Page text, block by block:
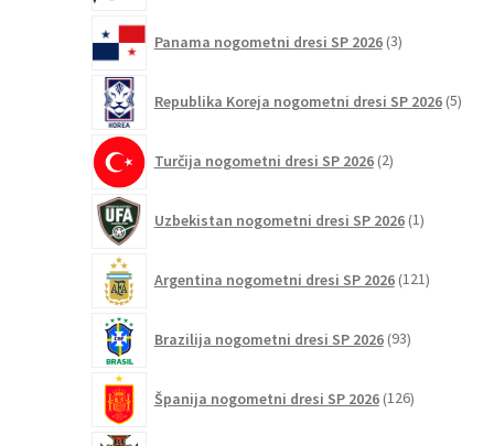
Panama nogometni dresi SP 2026 3izdelki
Republika Koreja nogometni dresi SP 2026 5
Turčija nogometni dresi SP 2026 2izdelka
Uzbekistan nogometni dresi SP 2026 1izdelek
Argentina nogometni dresi SP 2026 121izdelkov
Brazilija nogometni dresi SP 2026 93izdelkov
Španija nogometni dresi SP 2026 126izdelkov